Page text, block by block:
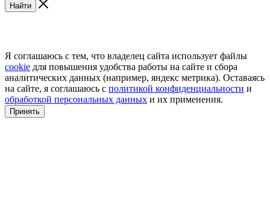
Найти
Я соглашаюсь с тем, что владелец сайта использует файлы
cookie для повышения удобства работы на сайте и сбора
аналитических данных (например, яндекс метрика). Оставаясь
на сайте, я соглашаюсь с политикой конфиденциальности и
обработкой персональных данных и их применения.
Принять